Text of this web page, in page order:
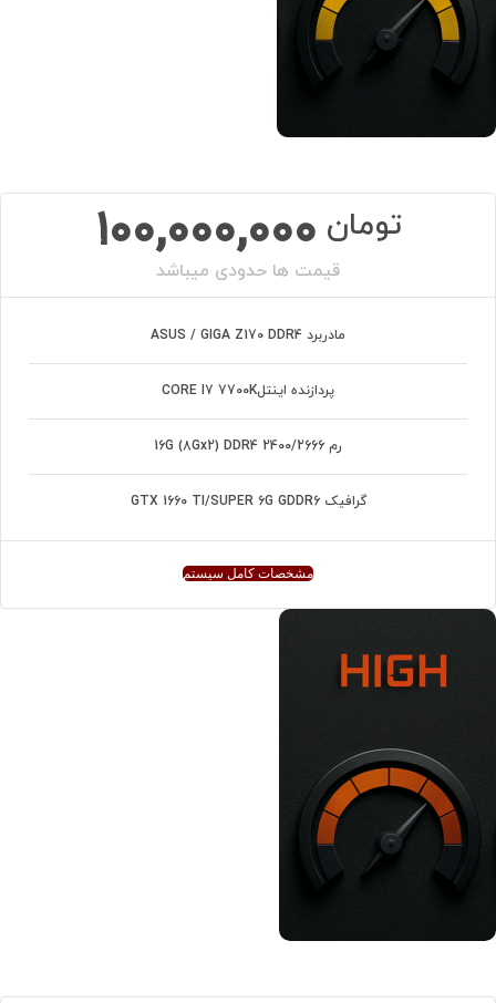
تومان 100,000,000
قیمت ها حدودی میباشد
مادربرد ASUS / GIGA Z170 DDR4
پردازنده اینتلCORE I7 7700K
رم 16G (8Gx2) DDR4 2400/2666
گرافیک GTX 1660 TI/SUPER 6G GDDR6
مشخصات کامل سیستم